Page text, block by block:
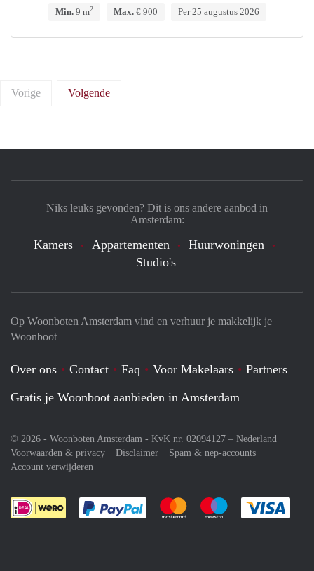
Min.9 m2 Max.€ 900 Per 25 augustus 2026
Vorige Volgende
Op Woonboten Amsterdam vind en verhuur je makkelijk je
Woonboot
Over ons Contact Faq Voor Makelaars
Partners
Gratis je Woonboot aanbieden in Amsterdam
© 2026 - Woonboten Amsterdam - KvK nr. 02094127 – Nederland
Voorwaarden & privacy
Disclaimer
Spam & nep-accounts
Account verwijderen
Je rekent gemakkelijk af met Paypal
Je rekent gemakkelijk af met
Je rekent
Niks leuks gevonden? Dit is ons andere aanbod in
Amsterdam:
Kamers Appartementen
Huurwoningen
Studio's